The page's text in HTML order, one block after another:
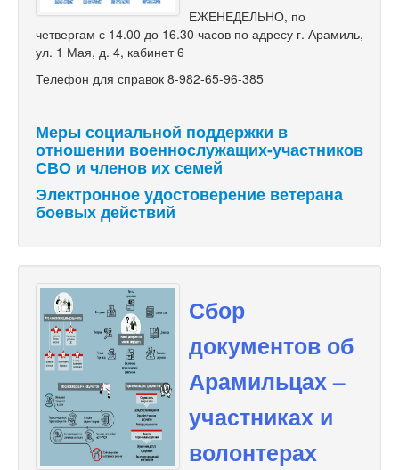
ЕЖЕНЕДЕЛЬНО, по
четвергам с 14.00 до 16.30 часов по адресу г. Арамиль,
ул. 1 Мая, д. 4, кабинет 6
Телефон для справок 8-982-65-96-385
Меры социальной поддержки в
отношении военнослужащих-участников
СВО и членов их семей
Электронное удостоверение ветерана
боевых действий
Сбор
документов об
Арамильцах –
участниках и
волонтерах